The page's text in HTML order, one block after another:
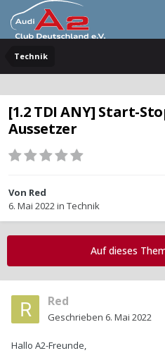
Technik
[1.2 TDI ANY] Start-
Aussetzer
Von Red
6. Mai 2022in Technik
Auf dieses
Red
Geschrieben 6. Mai 2022
Hallo A2-Freunde,